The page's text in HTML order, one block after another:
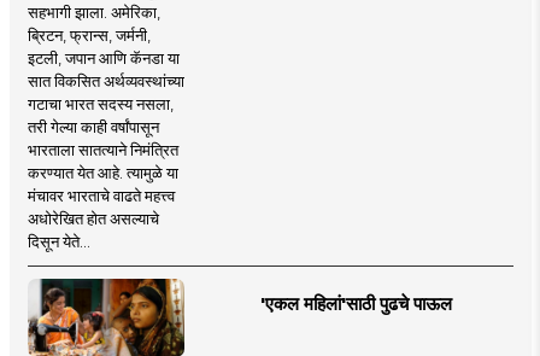
सहभागी झाला. अमेरिका,
ब्रिटन, फ्रान्स, जर्मनी,
इटली, जपान आणि कॅनडा या
सात विकसित अर्थव्यवस्थांच्या
गटाचा भारत सदस्य नसला,
तरी गेल्या काही वर्षांपासून
भारताला सातत्याने निमंत्रित
करण्यात येत आहे. त्यामुळे या
मंचावर भारताचे वाढते महत्त्व
अधोरेखित होत असल्याचे
दिसून येते...
'एकल महिलां'साठी पुढचे पाऊल